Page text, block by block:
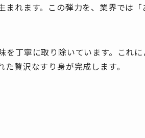
れます。この弾力を、業界では「
丁寧に取り除いています。これに
贅沢なすり身が完成します。